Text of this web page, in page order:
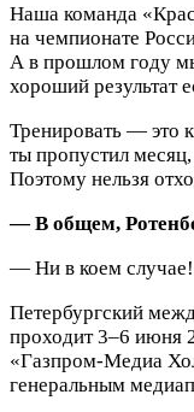
Наша команда
на чемпионате
А в прошлом году
хороший результат
Тренировать — это
ты пропустил
Поэтому нельзя
— В общем,
— Ни в коем
Петербургский
проходит 3–6 июня
«Газпром‑Медиа
генеральным